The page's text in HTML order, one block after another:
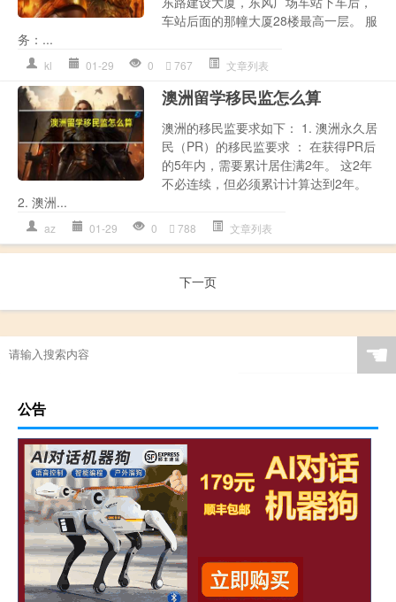
车站后面的那幢大厦28楼最高一层。 服
务：...
kl 01-29 0 767 文章列表
澳洲留学移民监怎么算
澳洲的移民监要求如下： 1. 澳洲永久居
民（PR）的移民监要求 ： 在获得PR后
的5年内，需要累计居住满2年。 这2年
不必连续，但必须累计计算达到2年。
2. 澳洲...
az 01-29 0 788 文章列表
下一页
☚
公告